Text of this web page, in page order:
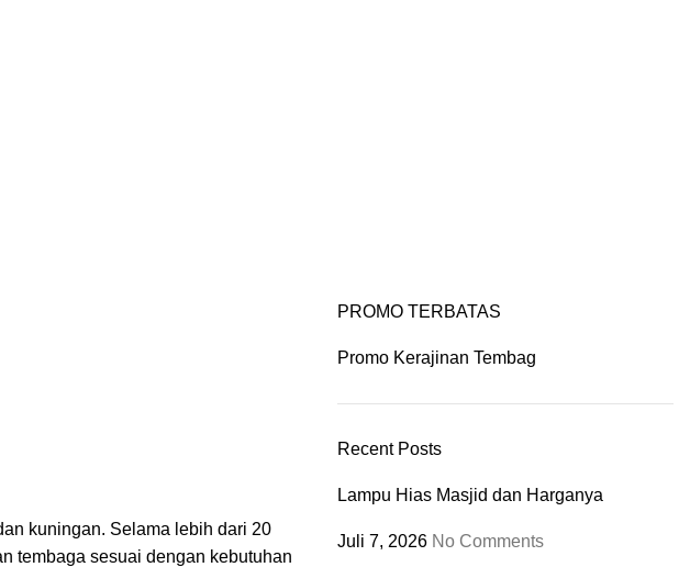
kuningan. Selama lebih dari 20
tembaga sesuai dengan kebutuhan
PROMO TERBATAS
Promo Kerajinan Tembag
Recent Posts
Lampu Hias Masjid dan Harganya
Juli 7, 2026 No Comments